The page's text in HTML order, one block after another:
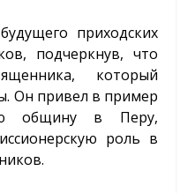
приходских
подчеркнув, что
который
Он привел в пример
общину в Перу,
роль в